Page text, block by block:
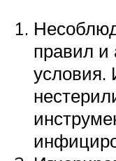
правил и
условия.